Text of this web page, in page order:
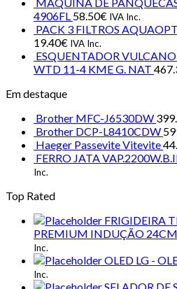
4906FL 58.50€ IVA Inc.
PACK 3 FILTROS
19.40€ IVA Inc.
ESQUENTADOR
WTD 11-4 KME G. NAT
Em destaque
Brother MFC-J6530DW
Brother DCP-L8410CDW
Haeger Passevite Vitevite
FERRO JATA
Inc.
Top Rated
FRIGIDEIRA
PREMIUM INDUÇÃO
Inc.
OLED LG -
Inc.